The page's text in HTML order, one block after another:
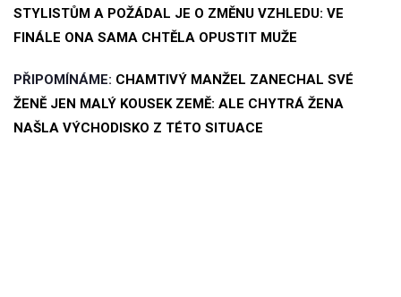
STYLISTŮM A POŽÁDAL JE O ZMĚNU VZHLEDU: VE
FINÁLE ONA SAMA CHTĚLA OPUSTIT MUŽE
PŘIPOMÍNÁME: CHAMTIVÝ MANŽEL ZANECHAL SVÉ
ŽENĚ JEN MALÝ KOUSEK ZEMĚ: ALE CHYTRÁ ŽENA
NAŠLA VÝCHODISKO Z TÉTO SITUACE